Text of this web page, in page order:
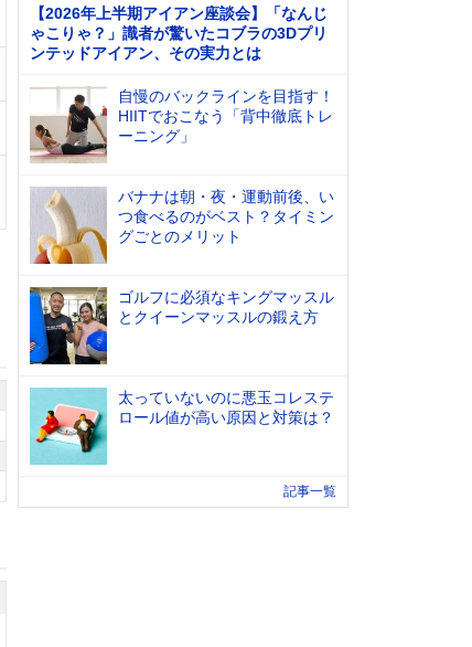
【2026年上半期アイアン座談会】「なんじ
ゃこりゃ？」識者が驚いたコブラの3Dプリ
ンテッドアイアン、その実力とは
自慢のバックラインを目指す！
HIITでおこなう「背中徹底トレ
ーニング」
バナナは朝・夜・運動前後、い
つ食べるのがベスト？タイミン
グごとのメリット
ゴルフに必須なキングマッスル
とクイーンマッスルの鍛え方
太っていないのに悪玉コレステ
ロール値が高い原因と対策は？
記事一覧